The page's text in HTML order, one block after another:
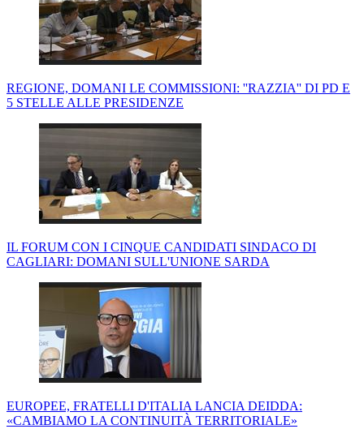
REGIONE, DOMANI LE COMMISSIONI: ''RAZZIA'' DI PD E
5 STELLE ALLE PRESIDENZE
IL FORUM CON I CINQUE CANDIDATI SINDACO DI
CAGLIARI: DOMANI SULL'UNIONE SARDA
EUROPEE, FRATELLI D'ITALIA LANCIA DEIDDA:
«CAMBIAMO LA CONTINUITÀ TERRITORIALE»